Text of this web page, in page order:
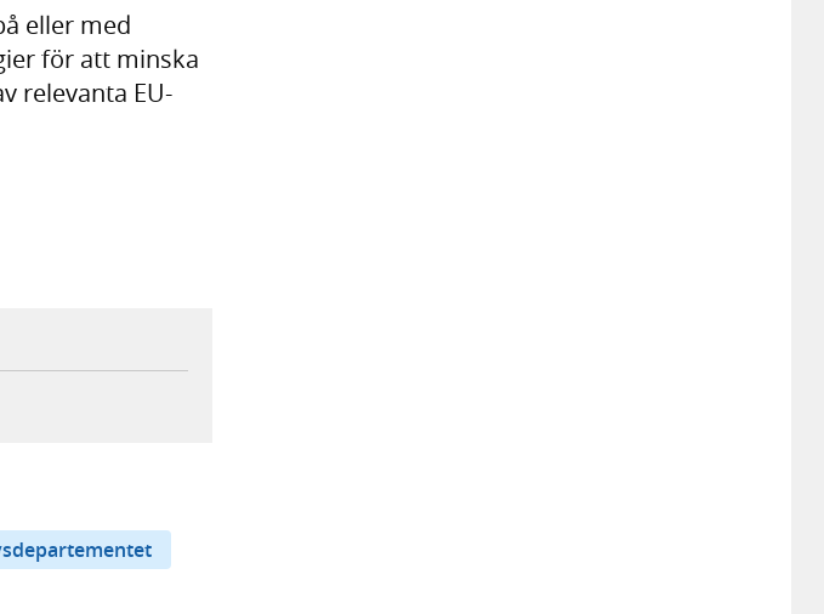
eller med
för att minska
relevanta EU-